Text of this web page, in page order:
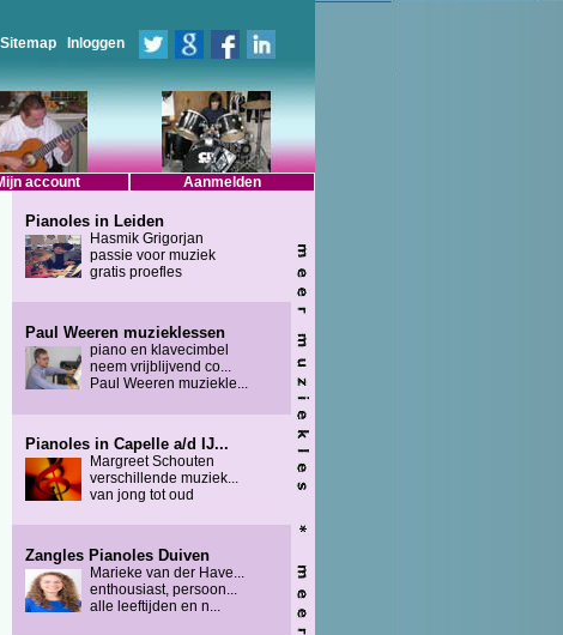
Sitemap Inloggen
account Aanmelden
Pianoles in Leiden
Hasmik Grigorjan
passie voor muziek
gratis proefles
Paul Weeren muzieklessen
piano en klavecimbel
neem vrijblijvend co...
Paul Weeren muziekle...
Pianoles in Capelle a/d IJ...
Margreet Schouten
verschillende muziek...
van jong tot oud
Zangles Pianoles Duiven
Marieke van der Have...
enthousiast, persoon...
alle leeftijden en n...